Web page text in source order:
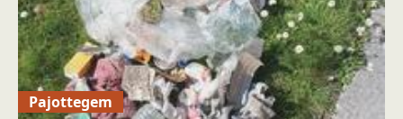
Pajottegem